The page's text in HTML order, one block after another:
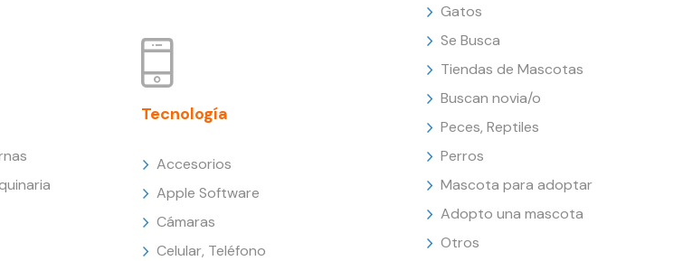
Tecnología
Accesorios
Apple Software
Cámaras
Celular, Teléfono
Gatos
Se Busca
Tiendas de Mascotas
Buscan novia/o
Peces, Reptiles
Perros
Mascota para adoptar
Adopto una mascota
Otros